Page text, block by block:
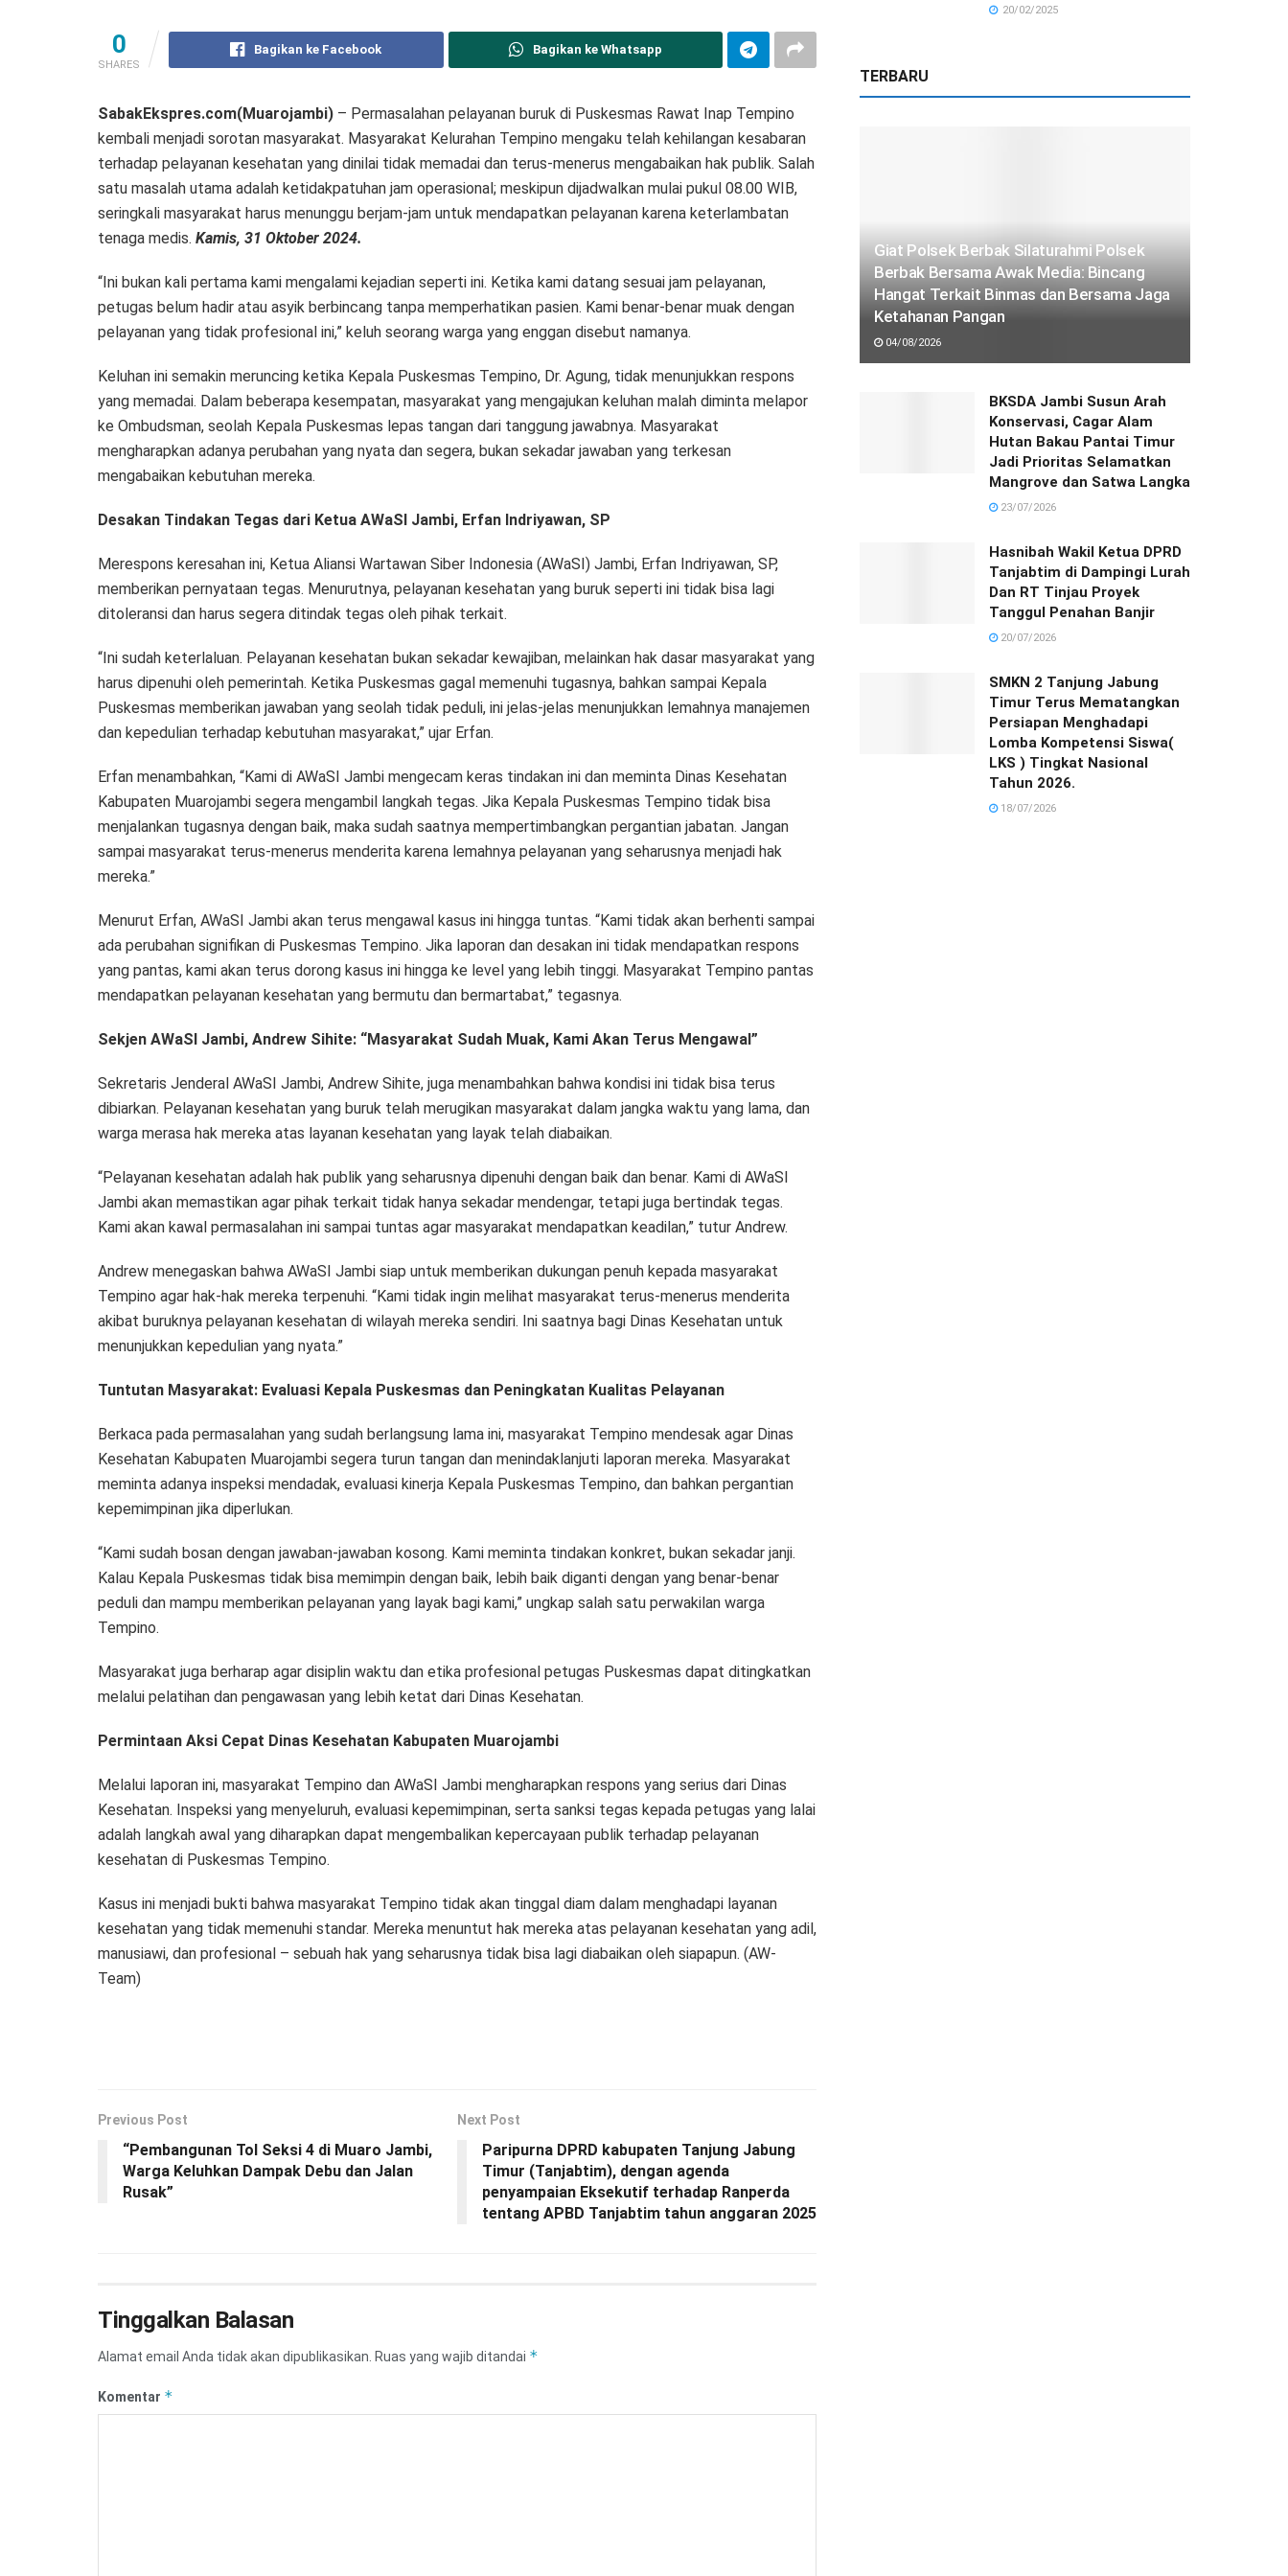
0
SHARES
Bagikan ke Facebook Bagikan ke Whatsapp
SabakEkspres.com(Muarojambi) – Permasalahan pelayanan buruk di Puskesmas Rawat Inap Tempino
kembali menjadi sorotan masyarakat. Masyarakat Kelurahan Tempino mengaku telah kehilangan kesabaran
terhadap pelayanan kesehatan yang dinilai tidak memadai dan terus-menerus mengabaikan hak publik. Salah
satu masalah utama adalah ketidakpatuhan jam operasional; meskipun dijadwalkan mulai pukul 08.00 WIB,
seringkali masyarakat harus menunggu berjam-jam untuk mendapatkan pelayanan karena keterlambatan
tenaga medis. Kamis, 31 Oktober 2024.
“Ini bukan kali pertama kami mengalami kejadian seperti ini. Ketika kami datang sesuai jam pelayanan,
petugas belum hadir atau asyik berbincang tanpa memperhatikan pasien. Kami benar-benar muak dengan
pelayanan yang tidak profesional ini,” keluh seorang warga yang enggan disebut namanya.
Keluhan ini semakin meruncing ketika Kepala Puskesmas Tempino, Dr. Agung, tidak menunjukkan respons
yang memadai. Dalam beberapa kesempatan, masyarakat yang mengajukan keluhan malah diminta melapor
ke Ombudsman, seolah Kepala Puskesmas lepas tangan dari tanggung jawabnya. Masyarakat
mengharapkan adanya perubahan yang nyata dan segera, bukan sekadar jawaban yang terkesan
mengabaikan kebutuhan mereka.
Desakan Tindakan Tegas dari Ketua AWaSI Jambi, Erfan Indriyawan, SP
Merespons keresahan ini, Ketua Aliansi Wartawan Siber Indonesia (AWaSI) Jambi, Erfan Indriyawan, SP,
memberikan pernyataan tegas. Menurutnya, pelayanan kesehatan yang buruk seperti ini tidak bisa lagi
ditoleransi dan harus segera ditindak tegas oleh pihak terkait.
“Ini sudah keterlaluan. Pelayanan kesehatan bukan sekadar kewajiban, melainkan hak dasar masyarakat yang
harus dipenuhi oleh pemerintah. Ketika Puskesmas gagal memenuhi tugasnya, bahkan sampai Kepala
Puskesmas memberikan jawaban yang seolah tidak peduli, ini jelas-jelas menunjukkan lemahnya manajemen
dan kepedulian terhadap kebutuhan masyarakat,” ujar Erfan.
Erfan menambahkan, “Kami di AWaSI Jambi mengecam keras tindakan ini dan meminta Dinas Kesehatan
Kabupaten Muarojambi segera mengambil langkah tegas. Jika Kepala Puskesmas Tempino tidak bisa
menjalankan tugasnya dengan baik, maka sudah saatnya mempertimbangkan pergantian jabatan. Jangan
sampai masyarakat terus-menerus menderita karena lemahnya pelayanan yang seharusnya menjadi hak
mereka.”
Menurut Erfan, AWaSI Jambi akan terus mengawal kasus ini hingga tuntas. “Kami tidak akan berhenti sampai
ada perubahan signifikan di Puskesmas Tempino. Jika laporan dan desakan ini tidak mendapatkan respons
yang pantas, kami akan terus dorong kasus ini hingga ke level yang lebih tinggi. Masyarakat Tempino pantas
mendapatkan pelayanan kesehatan yang bermutu dan bermartabat,” tegasnya.
Sekjen AWaSI Jambi, Andrew Sihite: “Masyarakat Sudah Muak, Kami Akan Terus Mengawal”
Sekretaris Jenderal AWaSI Jambi, Andrew Sihite, juga menambahkan bahwa kondisi ini tidak bisa terus
dibiarkan. Pelayanan kesehatan yang buruk telah merugikan masyarakat dalam jangka waktu yang lama, dan
warga merasa hak mereka atas layanan kesehatan yang layak telah diabaikan.
“Pelayanan kesehatan adalah hak publik yang seharusnya dipenuhi dengan baik dan benar. Kami di AWaSI
Jambi akan memastikan agar pihak terkait tidak hanya sekadar mendengar, tetapi juga bertindak tegas.
Kami akan kawal permasalahan ini sampai tuntas agar masyarakat mendapatkan keadilan,” tutur Andrew.
Andrew menegaskan bahwa AWaSI Jambi siap untuk memberikan dukungan penuh kepada masyarakat
Tempino agar hak-hak mereka terpenuhi. “Kami tidak ingin melihat masyarakat terus-menerus menderita
akibat buruknya pelayanan kesehatan di wilayah mereka sendiri. Ini saatnya bagi Dinas Kesehatan untuk
menunjukkan kepedulian yang nyata.”
Tuntutan Masyarakat: Evaluasi Kepala Puskesmas dan Peningkatan Kualitas Pelayanan
Berkaca pada permasalahan yang sudah berlangsung lama ini, masyarakat Tempino mendesak agar Dinas
Kesehatan Kabupaten Muarojambi segera turun tangan dan menindaklanjuti laporan mereka. Masyarakat
meminta adanya inspeksi mendadak, evaluasi kinerja Kepala Puskesmas Tempino, dan bahkan pergantian
kepemimpinan jika diperlukan.
“Kami sudah bosan dengan jawaban-jawaban kosong. Kami meminta tindakan konkret, bukan sekadar janji.
Kalau Kepala Puskesmas tidak bisa memimpin dengan baik, lebih baik diganti dengan yang benar-benar
peduli dan mampu memberikan pelayanan yang layak bagi kami,” ungkap salah satu perwakilan warga
Tempino.
Masyarakat juga berharap agar disiplin waktu dan etika profesional petugas Puskesmas dapat ditingkatkan
melalui pelatihan dan pengawasan yang lebih ketat dari Dinas Kesehatan.
Permintaan Aksi Cepat Dinas Kesehatan Kabupaten Muarojambi
Melalui laporan ini, masyarakat Tempino dan AWaSI Jambi mengharapkan respons yang serius dari Dinas
Kesehatan. Inspeksi yang menyeluruh, evaluasi kepemimpinan, serta sanksi tegas kepada petugas yang lalai
adalah langkah awal yang diharapkan dapat mengembalikan kepercayaan publik terhadap pelayanan
kesehatan di Puskesmas Tempino.
Kasus ini menjadi bukti bahwa masyarakat Tempino tidak akan tinggal diam dalam menghadapi layanan
kesehatan yang tidak memenuhi standar. Mereka menuntut hak mereka atas pelayanan kesehatan yang adil,
manusiawi, dan profesional – sebuah hak yang seharusnya tidak bisa lagi diabaikan oleh siapapun. (AW-
Team)
Previous Post
“Pembangunan Tol Seksi 4 di Muaro Jambi,
Warga Keluhkan Dampak Debu dan Jalan
Rusak”
Next Post
Paripurna DPRD kabupaten Tanjung Jabung
Timur (Tanjabtim), dengan agenda
penyampaian Eksekutif terhadap Ranperda
tentang APBD Tanjabtim tahun anggaran 2025
Tinggalkan Balasan
Alamat email Anda tidak akan dipublikasikan. Ruas yang wajib ditandai *
Komentar *
20/02/2025
TERBARU
Giat Polsek Berbak Silaturahmi Polsek
Berbak Bersama Awak Media: Bincang
Hangat Terkait Binmas dan Bersama Jaga
Ketahanan Pangan
04/08/2026
BKSDA Jambi Susun Arah
Konservasi, Cagar Alam
Hutan Bakau Pantai Timur
Jadi Prioritas Selamatkan
Mangrove dan Satwa Langka
23/07/2026
Hasnibah Wakil Ketua DPRD
Tanjabtim di Dampingi Lurah
Dan RT Tinjau Proyek
Tanggul Penahan Banjir
20/07/2026
SMKN 2 Tanjung Jabung
Timur Terus Mematangkan
Persiapan Menghadapi
Lomba Kompetensi Siswa(
LKS ) Tingkat Nasional
Tahun 2026.
18/07/2026